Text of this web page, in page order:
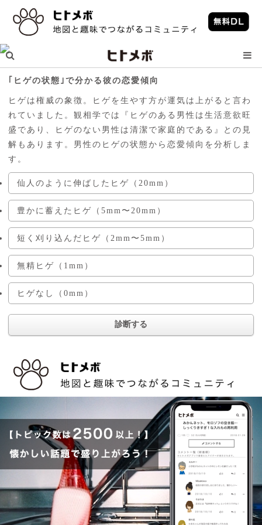
｢ヒゲの状態｣で分かる彼の恋愛傾向
ヒゲは権威の象徴。ヒゲを生やす方が運気は上がると言わ
れていました。観相学では『ヒゲのある男性は生活意欲旺
盛であり、ヒゲのない男性は清潔で家庭的である』との見
解もあります。男性のヒゲの状態から恋愛傾向を分析しま
す。
仙人のように伸ばしたヒゲ（20mm）
豊かに蓄えたヒゲ（5mm〜20mm）
短く刈り込んだヒゲ（2mm〜5mm）
無精ヒゲ（1mm）
ヒゲなし（0mm）